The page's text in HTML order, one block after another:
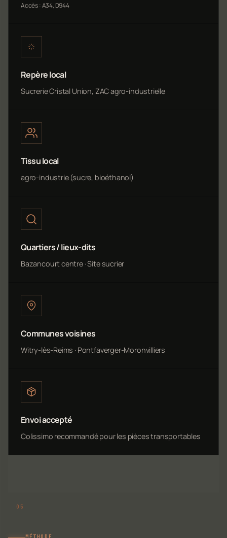
Accès : A34, D944
Repère local
Sucrerie Cristal Union, ZAC agro-industrielle
Tissu local
agro-industrie (sucre, bioéthanol)
Quartiers / lieux-dits
Bazancourt centre · Site sucrier
Communes voisines
Witry-lès-Reims · Pontfaverger-Moronvilliers
Envoi accepté
Colissimo recommandé pour les pièces transportables